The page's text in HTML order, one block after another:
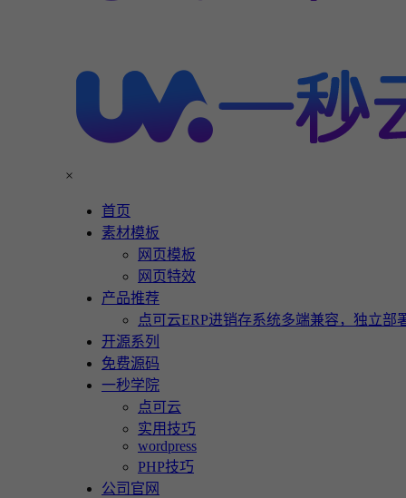
×
首页
素材模板
网页模板
网页特效
产品推荐
点可云ERP进销存系统多端兼容，独立部
开源系列
免费源码
一秒学院
点可云
实用技巧
wordpress
PHP技巧
公司官网